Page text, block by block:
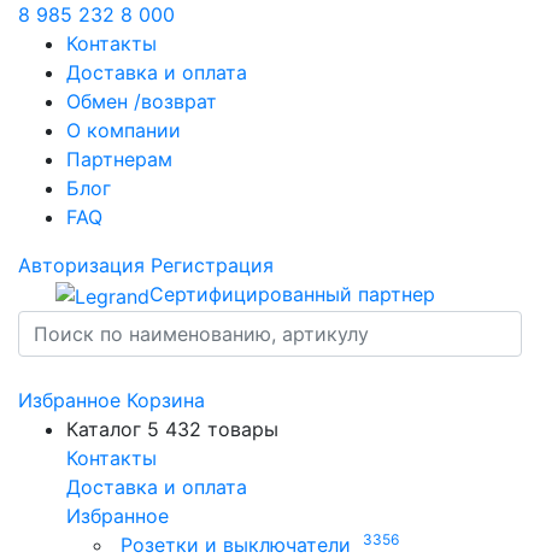
8 985 232 8 000
Контакты
Доставка и оплата
Обмен /возврат
О компании
Партнерам
Блог
FAQ
Авторизация Регистрация
Сертифицированный партнер
Избранное Корзина
Каталог 5 432 товары
Контакты
Доставка и оплата
Избранное
Розетки и выключатели
3356